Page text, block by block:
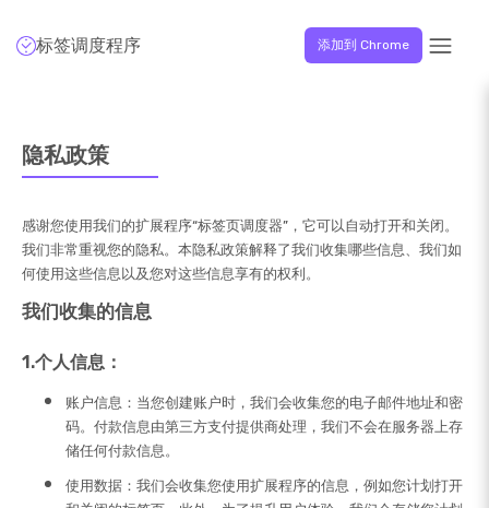
标签调度程序 添加到 Chrome
隐私政策
感谢您使用我们的扩展程序“标签页调度器”，它可以自动打开和关闭。
我们非常重视您的隐私。本隐私政策解释了我们收集哪些信息、我们如
何使用这些信息以及您对这些信息享有的权利。
我们收集的信息
1.个人信息：
账户信息： 当您创建账户时，我们会收集您的电子邮件地址和密
码。付款信息由第三方支付提供商处理，我们不会在服务器上存
储任何付款信息。
使用数据： 我们会收集您使用扩展程序的信息，例如您计划打开